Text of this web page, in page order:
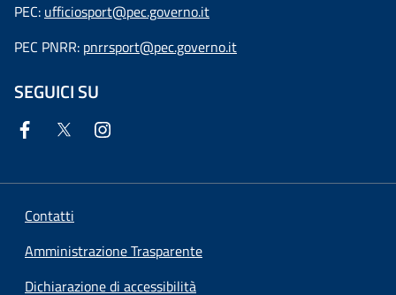
PEC: ufficiosport@pec.governo.it
PEC PNRR: pnrrsport@pec.governo.it
SEGUICI SU
Contatti
Amministrazione Trasparente
Dichiarazione di accessibilità